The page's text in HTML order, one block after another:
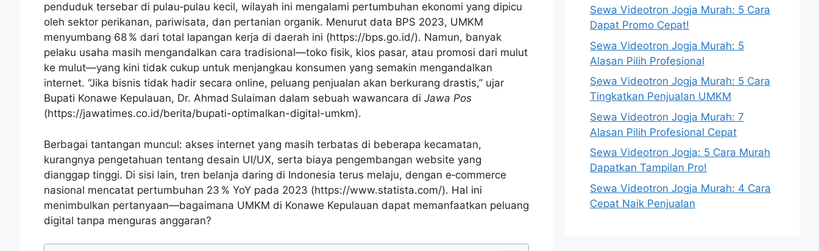
penduduk tersebar di pulau‑pulau kecil, wilayah ini mengalami pertumbuhan ekonomi yang dipicu
oleh sektor perikanan, pariwisata, dan pertanian organik. Menurut data BPS 2023, UMKM
menyumbang 68 % dari total lapangan kerja di daerah ini (https://bps.go.id/). Namun, banyak
pelaku usaha masih mengandalkan cara tradisional—toko fisik, kios pasar, atau promosi dari mulut
ke mulut—yang kini tidak cukup untuk menjangkau konsumen yang semakin mengandalkan
internet. “Jika bisnis tidak hadir secara online, peluang penjualan akan berkurang drastis,” ujar
Bupati Konawe Kepulauan, Dr. Ahmad Sulaiman dalam sebuah wawancara di Jawa Pos
(https://jawatimes.co.id/berita/bupati-optimalkan-digital-umkm).
Berbagai tantangan muncul: akses internet yang masih terbatas di beberapa kecamatan,
kurangnya pengetahuan tentang desain UI/UX, serta biaya pengembangan website yang
dianggap tinggi. Di sisi lain, tren belanja daring di Indonesia terus melaju, dengan e‑commerce
nasional mencatat pertumbuhan 23 % YoY pada 2023 (https://www.statista.com/). Hal ini
menimbulkan pertanyaan—bagaimana UMKM di Konawe Kepulauan dapat memanfaatkan peluang
digital tanpa menguras anggaran?
Sewa Videotron Jogja Murah: 5 Cara
Dapat Promo Cepat!
Sewa Videotron Jogja Murah: 5
Alasan Pilih Profesional
Sewa Videotron Jogja Murah: 5 Cara
Tingkatkan Penjualan UMKM
Sewa Videotron Jogja Murah: 7
Alasan Pilih Profesional Cepat
Sewa Videotron Jogja: 5 Cara Murah
Dapatkan Tampilan Pro!
Sewa Videotron Jogja Murah: 4 Cara
Cepat Naik Penjualan